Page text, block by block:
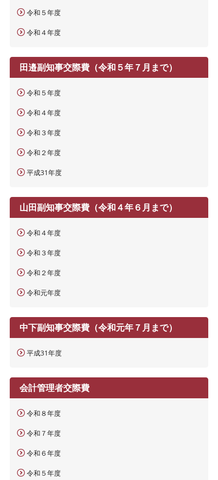
令和５年度
令和４年度
田邉副知事交際費（令和５年７月まで）
令和５年度
令和４年度
令和３年度
令和２年度
平成31年度
山田副知事交際費（令和４年６月まで）
令和４年度
令和３年度
令和２年度
令和元年度
中下副知事交際費（令和元年７月まで）
平成31年度
会計管理者交際費
令和８年度
令和７年度
令和６年度
令和５年度